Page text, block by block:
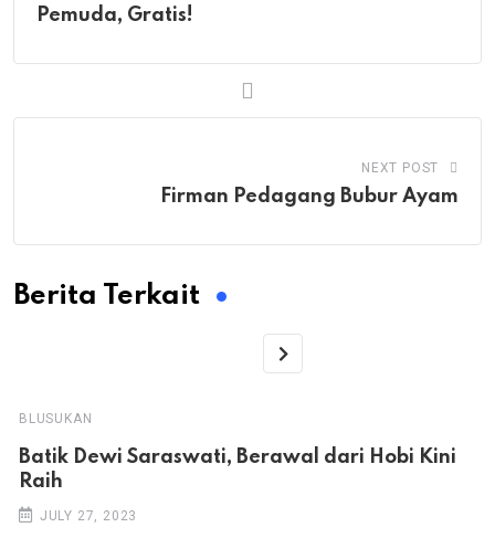
Pemuda, Gratis!
NEXT POST
Firman Pedagang Bubur Ayam
Berita Terkait
BLUSUKAN
Batik Dewi Saraswati, Berawal dari Hobi Kini
Raih
JULY 27, 2023